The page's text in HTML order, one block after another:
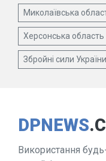
Миколаївська
Херсонська область
Збройні сили України
DPNEWS
Використання